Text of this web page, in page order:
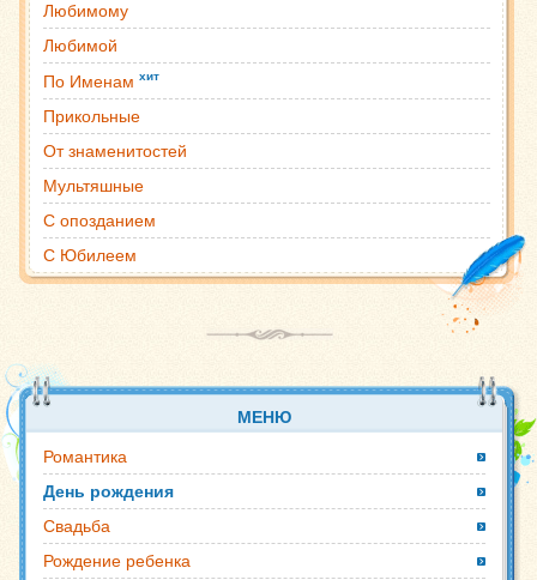
Любимому
Любимой
По Именам хит
Прикольные
От знаменитостей
Мультяшные
С опозданием
С Юбилеем
МЕНЮ
Романтика
День рождения
Свадьба
Рождение ребенка